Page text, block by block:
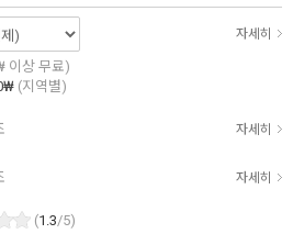
자세히
이상 무료)
(지역별)
자세히
자세히
(1.3/5)